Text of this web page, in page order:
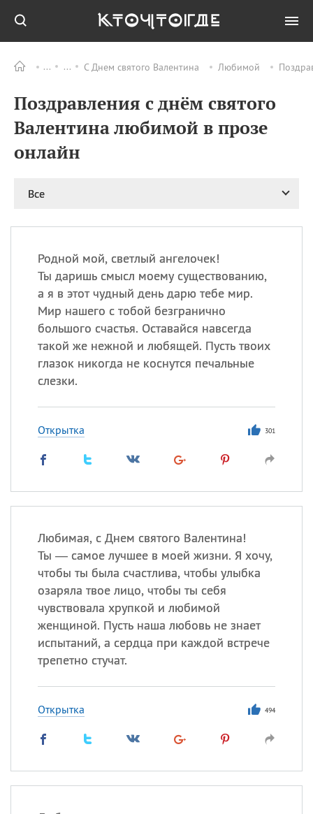
С Днем святого Валентина Любимой
Поздравления с днём святого
Валентина любимой в прозе
онлайн
Все
Родной мой, светлый ангелочек!
Ты даришь смысл моему существованию,
а я в этот чудный день дарю тебе мир.
Мир нашего с тобой безгранично
большого счастья. Оставайся навсегда
такой же нежной и любящей. Пусть твоих
глазок никогда не коснутся печальные
слезки.
Открытка 301
Любимая, с Днем святого Валентина!
Ты — самое лучшее в моей жизни. Я хочу,
чтобы ты была счастлива, чтобы улыбка
озаряла твое лицо, чтобы ты себя
чувствовала хрупкой и любимой
женщиной. Пусть наша любовь не знает
испытаний, а сердца при каждой встрече
трепетно стучат.
Открытка 494
ПРАЗДНИКИ Все
08.08 День «Счастье
Happens Day)
больных
09.08 День книголюбов (Book
Lovers Day)
ИМЕНА
Все
Сегодня празднуют именины
Александр,Макар